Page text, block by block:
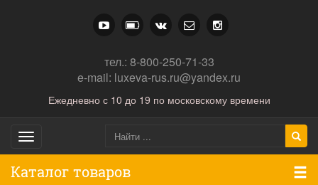
тел.: 8-800-250-71-33
e-mail: luxeva-rus.ru@yandex.ru
Ежедневно с 10 до 19 по московскому времени
Toggle
Каталог товаров